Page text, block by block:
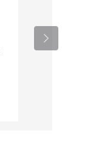
アセトニト